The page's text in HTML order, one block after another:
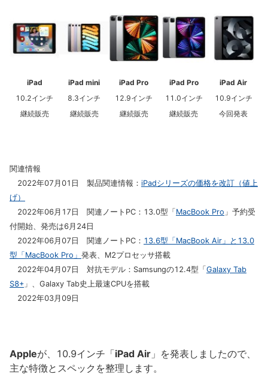
iPad
10.2インチ
継続販売
iPad mini
8.3インチ
継続販売
iPad Pro
12.9インチ
継続販売
iPad Pro
11.0インチ
継続販売
iPad Air
10.9インチ
今回発表
関連情報
2022年07月01日 製品関連情報： iPadシリーズの価格を改訂（値上
げ）
2022年06月17日 関連ノートPC：13.0型「 MacBook Pro 」予約受
付開始、発⁠売⁠は6月24日
2022年06月07日 関連ノートPC： 13.6型「MacBook Air」と13.0
型「MacBook Pro」 発表、M2プロセッサ搭載
2022年04月07日 対抗モデル：Samsungの12.4型「 Galaxy Tab
S8+ 」、Galaxy Tab史上最速CPUを搭載
2022年03月09日
Appleが、10.9インチ「iPad Air 」を発表しましたので、
主な特徴とスペックを整理します。